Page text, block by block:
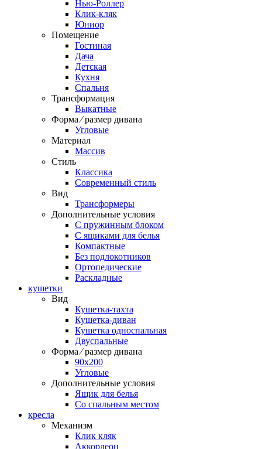
Нью-Роллер
Клик-кляк
Юниор
Помещение
Гостиная
Дача
Детская
Кухня
Спальня
Трансформация
Выкатные
Форма ⁄ размер дивана
Угловые
Материал
Массив
Стиль
Классика
Современный стиль
Вид
Трансформеры
Дополнительные условия
С пружинным блоком
С ящиками для белья
Компактные
Без подлокотников
Ортопедические
Раскладные
кушетки
Вид
Кушетка-тахта
Кушетка-диван
Кушетка односпальная
Двуспальные
Форма ⁄ размер дивана
90х200
Угловые
Дополнительные условия
Ящик для белья
Со спальным местом
кресла
Механизм
Клик кляк
Аккордеон